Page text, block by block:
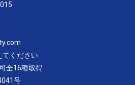
てください
全16種取得
号